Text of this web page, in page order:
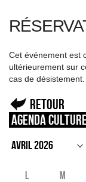
Cet événement est
ultérieurement sur
cas de désistement.
Retour
Agenda
L M